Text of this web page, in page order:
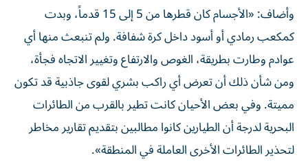
وأضاف: «الأجسام كان قطرها من 5 إلى 15 قدماً، وبدت
كمكعب رمادي أو أسود داخل كرة شفافة. ولم تنبعث منها أي
عوادم وطارت بطريقة، الغوص والارتفاع وتغيير الاتجاه فجأة،
ومن شأن ذلك أن تعرض أي راكب بشري لقوى جاذبية قد تكون
مميتة. وفي بعض الأحيان كانت تطير بالقرب من الطائرات
البحرية لدرجة أن الطيارين كانوا مطالبين بتقديم تقارير مخاطر
لتحذير الطائرات الأخرى العاملة في المنطقة».